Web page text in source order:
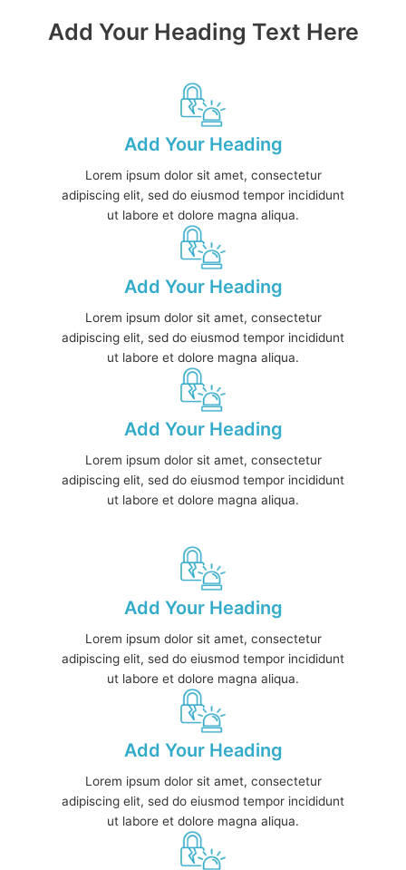
Add Your Heading Text Here
Add Your Heading
Lorem ipsum dolor sit amet, consectetur
adipiscing elit, sed do eiusmod tempor incididunt
ut labore et dolore magna aliqua.
Add Your Heading
Lorem ipsum dolor sit amet, consectetur
adipiscing elit, sed do eiusmod tempor incididunt
ut labore et dolore magna aliqua.
Add Your Heading
Lorem ipsum dolor sit amet, consectetur
adipiscing elit, sed do eiusmod tempor incididunt
ut labore et dolore magna aliqua.
Add Your Heading
Lorem ipsum dolor sit amet, consectetur
adipiscing elit, sed do eiusmod tempor incididunt
ut labore et dolore magna aliqua.
Add Your Heading
Lorem ipsum dolor sit amet, consectetur
adipiscing elit, sed do eiusmod tempor incididunt
ut labore et dolore magna aliqua.